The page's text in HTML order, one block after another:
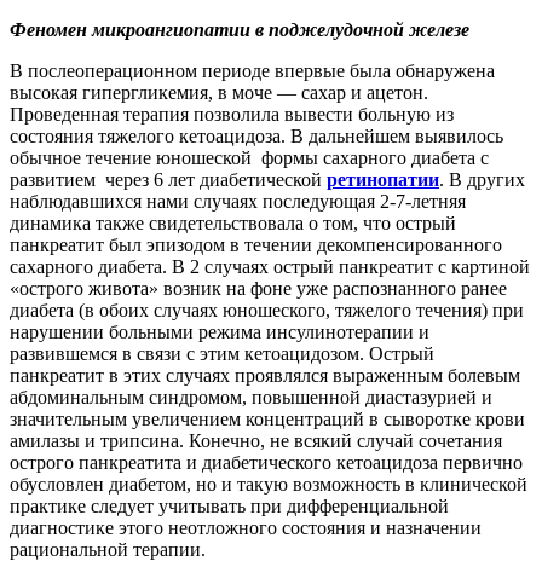
Феномен микроангиопатии в поджелудочной железе
В послеоперационном периоде впервые была обнаружена
высокая гипергликемия, в моче — сахар и ацетон.
Проведенная терапия позволила вывести больную из
состояния тяжелого кетоацидоза. В дальнейшем выявилось
обычное течение юношеской формы сахарного диабета с
развитием через 6 лет диабетической ретинопатии. В других
наблюдавшихся нами случаях последующая 2-7-летняя
динамика также свидетельствовала о том, что острый
панкреатит был эпизодом в течении декомпенсированного
сахарного диабета. В 2 случаях острый панкреатит с картиной
«острого живота» возник на фоне уже распознанного ранее
диабета (в обоих случаях юношеского, тяжелого течения) при
нарушении больными режима инсулинотерапии и
развившемся в связи с этим кетоацидозом. Острый
панкреатит в этих случаях проявлялся выраженным болевым
абдоминальным синдромом, повышенной диастазурией и
значительным увеличением концентраций в сыворотке крови
амилазы и трипсина. Конечно, не всякий случай сочетания
острого панкреатита и диабетического кетоацидоза первично
обусловлен диабетом, но и такую возможность в клинической
практике следует учитывать при дифференциальной
диагностике этого неотложного состояния и назначении
рациональной терапии.